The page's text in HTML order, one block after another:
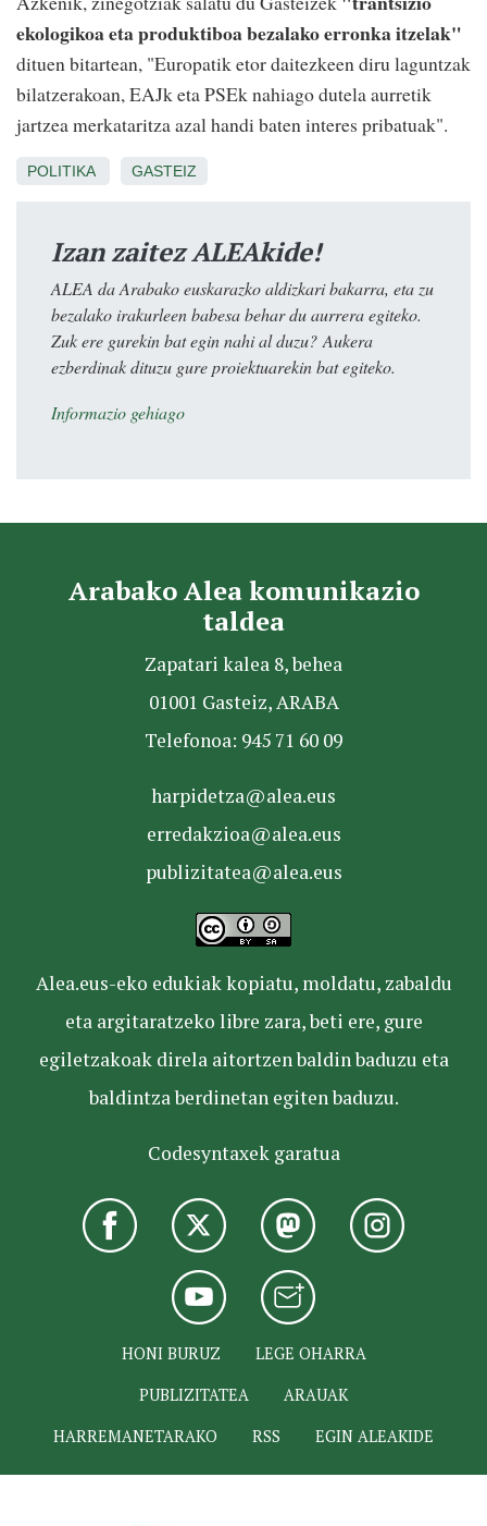
ekologikoa eta produktiboa bezalako erronka itzelak"
dituen bitartean, "Europatik etor daitezkeen diru laguntzak
bilatzerakoan, EAJk eta PSEk nahiago dutela aurretik
jartzea merkataritza azal handi baten interes pribatuak".
POLITIKA GASTEIZ
Izan zaitez ALEAkide!
ALEA da Arabako euskarazko aldizkari bakarra, eta zu
bezalako irakurleen babesa behar du aurrera egiteko.
Zuk ere gurekin bat egin nahi al duzu? Aukera
ezberdinak dituzu gure proiektuarekin bat egiteko.
Informazio gehiago
Arabako Alea komunikazio
taldea
Zapatari kalea 8, behea
01001 Gasteiz, ARABA
Telefonoa: 945 71 60 09
harpidetza@alea.eus
erredakzioa@alea.eus
publizitatea@alea.eus
Alea.eus-eko edukiak kopiatu, moldatu, zabaldu
eta argitaratzeko libre zara, beti ere, gure
egiletzakoak direla aitortzen baldin baduzu eta
baldintza berdinetan egiten baduzu.
Codesyntaxek garatua
HONI BURUZ
LEGE OHARRA
PUBLIZITATEA
ARAUAK
HARREMANETARAKO
RSS EGIN ALEAKIDE